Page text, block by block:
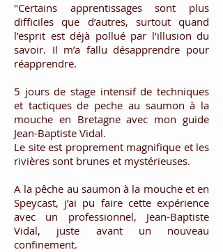
"Certains apprentissages sont plus
difficiles que d’autres, surtout quand
l’esprit est déjà pollué par l’illusion du
savoir. Il m’a fallu désapprendre pour
réapprendre.
5 jours de stage intensif de techniques
et tactiques de peche au saumon à la
mouche en Bretagne avec mon guide
Jean-Baptiste Vidal.
Le site est proprement magnifique et les
rivières sont brunes et mystérieuses.
A la pêche au saumon à la mouche et en
Speycast, j’ai pu faire cette expérience
avec un professionnel, Jean-Baptiste
Vidal, juste avant un nouveau
confinement.